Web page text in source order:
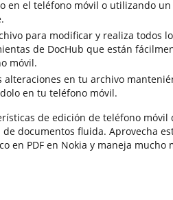
en el teléfono móvil o utilizando
para modificar y realiza todos
de DocHub que están
móvil.
alteraciones en tu archivo
en tu teléfono móvil.
de edición de teléfono móvil
documentos fluida. Aprovecha
en PDF en Nokia y maneja mucho